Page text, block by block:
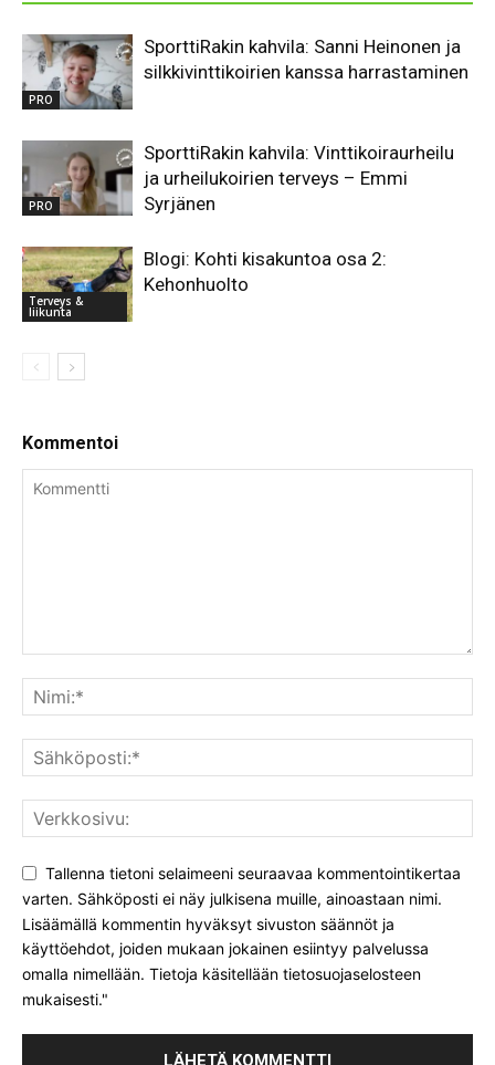
PRO
SporttiRakin kahvila: Sanni Heinonen ja
silkkivinttikoirien kanssa harrastaminen
PRO
SporttiRakin kahvila: Vinttikoiraurheilu
ja urheilukoirien terveys – Emmi
Syrjänen
Terveys &
liikunta
Blogi: Kohti kisakuntoa osa 2:
Kehonhuolto
Kommentoi
Tallenna tietoni selaimeeni seuraavaa kommentointikertaa
varten. Sähköposti ei näy julkisena muille, ainoastaan nimi.
Lisäämällä kommentin hyväksyt sivuston säännöt ja
käyttöehdot, joiden mukaan jokainen esiintyy palvelussa
omalla nimellään. Tietoja käsitellään tietosuojaselosteen
mukaisesti."